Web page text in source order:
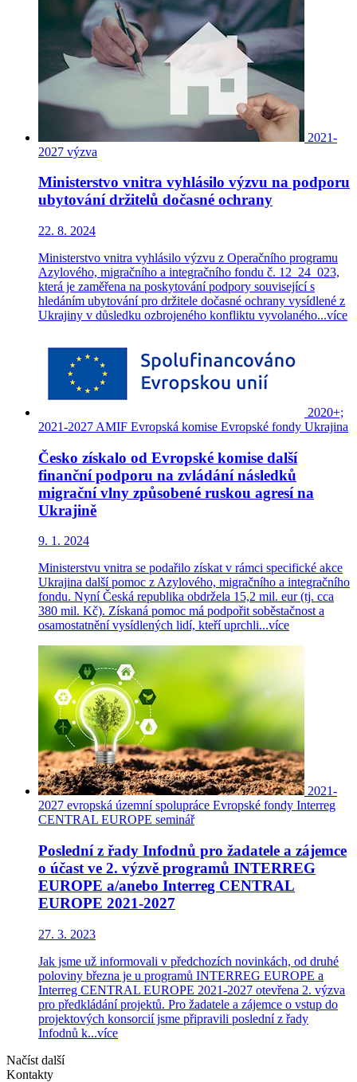
2021-
2027 výzva
Ministerstvo vnitra vyhlásilo výzvu na podporu
ubytování držitelů dočasné ochrany
22. 8. 2024
Ministerstvo vnitra vyhlásilo výzvu z Operačního programu
Azylového, migračního a integračního fondu č. 12_24_023,
která je zaměřena na poskytování podpory související s
hledáním ubytování pro držitele dočasné ochrany vysídlené z
Ukrajiny v důsledku ozbrojeného konfliktu vyvolaného...více
2020+;
2021-2027 AMIF Evropská komise Evropské fondy Ukrajina
Česko získalo od Evropské komise další
finanční podporu na zvládání následků
migrační vlny způsobené ruskou agresí na
Ukrajině
9. 1. 2024
Ministerstvu vnitra se podařilo získat v rámci specifické akce
Ukrajina další pomoc z Azylového, migračního a integračního
fondu. Nyní Česká republika obdržela 15,2 mil. eur (tj. cca
380 mil. Kč). Získaná pomoc má podpořit soběstačnost a
osamostatnění vysídlených lidí, kteří uprchli...více
2021-
2027 evropská územní spolupráce Evropské fondy Interreg
CENTRAL EUROPE seminář
Poslední z řady Infodnů pro žadatele a zájemce
o účast ve 2. výzvě programů INTERREG
EUROPE a/anebo Interreg CENTRAL
EUROPE 2021-2027
27. 3. 2023
Jak jsme už informovali v předchozích novinkách, od druhé
poloviny března je u programů INTERREG EUROPE a
Interreg CENTRAL EUROPE 2021-2027 otevřena 2. výzva
pro předkládání projektů. Pro žadatele a zájemce o vstup do
projektových konsorcií jsme připravili poslední z řady
Infodnů k...více
Načíst další
Kontakty